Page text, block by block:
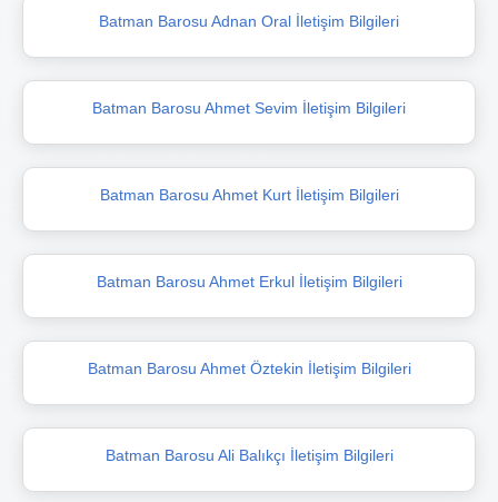
Batman Barosu Adnan Oral İletişim Bilgileri
Batman Barosu Ahmet Sevim İletişim Bilgileri
Batman Barosu Ahmet Kurt İletişim Bilgileri
Batman Barosu Ahmet Erkul İletişim Bilgileri
Batman Barosu Ahmet Öztekin İletişim Bilgileri
Batman Barosu Ali Balıkçı İletişim Bilgileri